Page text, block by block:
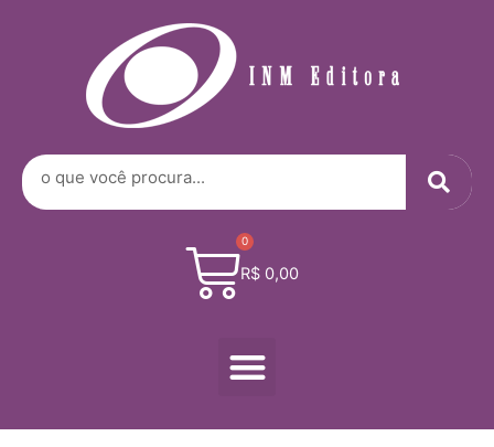
Search
R$0,00
0
Cart
Menu